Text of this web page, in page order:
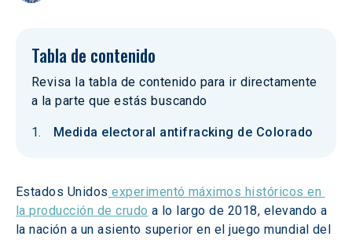
Tabla de contenido
Revisa la tabla de contenido para ir directamente
a la parte que estás buscando
Medida electoral antifracking de Colorado
Estados Unidos experimentó máximos históricos en
la producción de crudo a lo largo de 2018, elevando a
la nación a un asiento superior en el juego mundial del